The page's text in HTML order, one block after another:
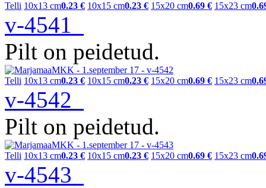
Telli 10x13 cm0.23 € 10x15 cm0.23 € 15x20 cm0.69 € 15x23 cm
v-4541
Pilt on peidetud.
Telli 10x13 cm0.23 € 10x15 cm0.23 € 15x20 cm0.69 € 15x23 cm
v-4542
Pilt on peidetud.
Telli 10x13 cm0.23 € 10x15 cm0.23 € 15x20 cm0.69 € 15x23 cm
v-4543